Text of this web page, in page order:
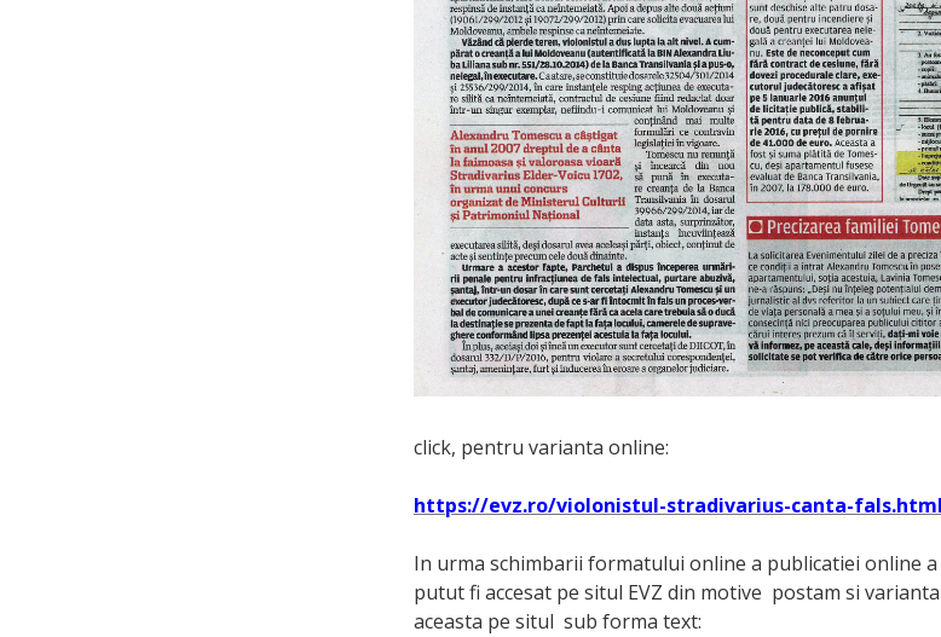
click, pentru varianta online:
https://evz.ro/violonistul-stradivarius-canta-fals.html
In urma schimbarii formatului online a publicatiei online a
putut fi accesat pe situl EVZ din motive postam si
aceasta pe situl sub forma text: